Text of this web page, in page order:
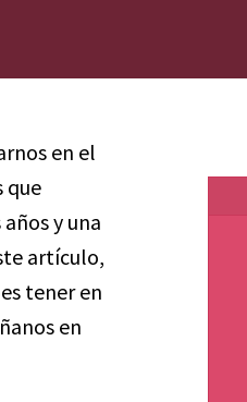
en el
que
y una
artículo,
tener en
en